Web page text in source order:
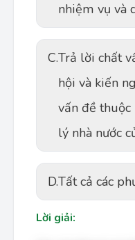
nhiệm vụ và
C.Trả lời chất
hội và kiến
vấn đề thuộc
lý nhà nước
D.Tất cả các
Lời giải: